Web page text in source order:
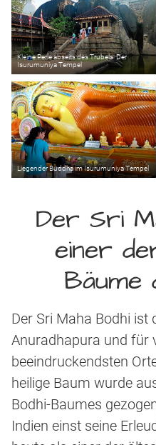
Kleine Perle abseits des Trubels: Der
Isurumuniya Tempel
Liegender Buddha im Isurumuniya Tempel
Der Sri
einer
Der Sri Maha Bodhi ist
Anuradhapura und für
beeindruckendsten
heilige Baum wurde
Bodhi-Baumes
Indien einst seine